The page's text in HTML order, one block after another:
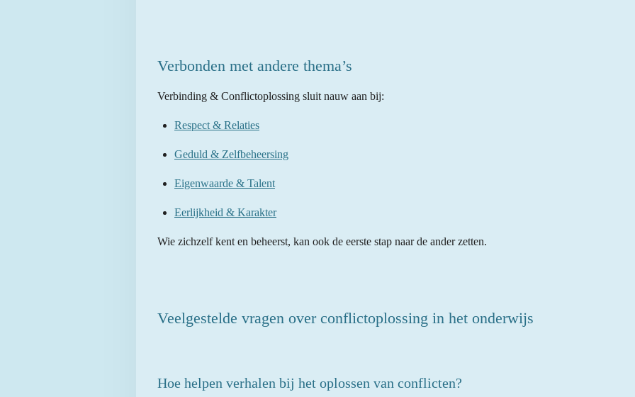
Verbonden met andere thema’s
Verbinding & Conflictoplossing sluit nauw aan bij:
Respect & Relaties
Geduld & Zelfbeheersing
Eigenwaarde & Talent
Eerlijkheid & Karakter
Wie zichzelf kent en beheerst, kan ook de eerste stap naar de ander zetten.
Veelgestelde vragen over conflictoplossing in het onderwijs
Hoe helpen verhalen bij het oplossen van conflicten?